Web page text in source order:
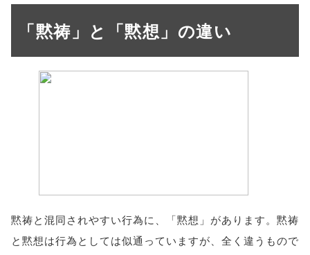
「黙祷」と「黙想」の違い
黙祷と混同されやすい行為に、「黙想」があります。黙祷
と黙想は行為としては似通っていますが、全く違うもので